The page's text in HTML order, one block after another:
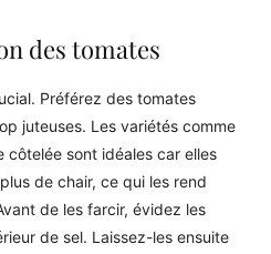
des tomates
Préférez des tomates
juteuses. Les variétés comme
côtelée sont idéales car elles
de chair, ce qui les rend
de les farcir, évidez les
de sel. Laissez-les ensuite